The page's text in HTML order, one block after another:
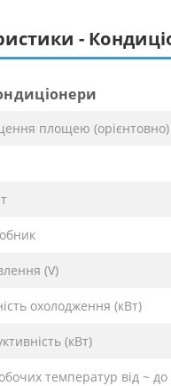
-
площею
(V)
охолодження (кВт)
(кВт)
температур від ~ до